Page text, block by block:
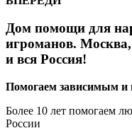
Дом помощи для
игроманов.
и вся Россия!
Помогаем зависимым и
Более 10 лет помогаем
России